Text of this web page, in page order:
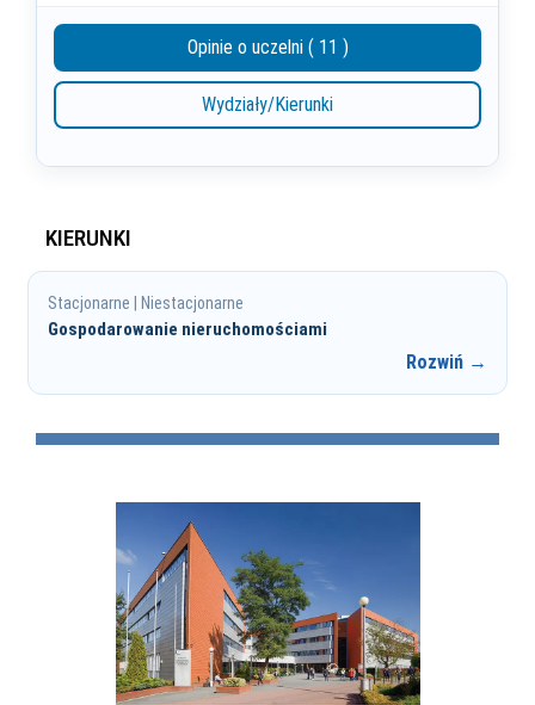
Opinie o uczelni ( 11 )
Wydziały/Kierunki
KIERUNKI
Stacjonarne | Niestacjonarne
Gospodarowanie nieruchomościami
Rozwiń →